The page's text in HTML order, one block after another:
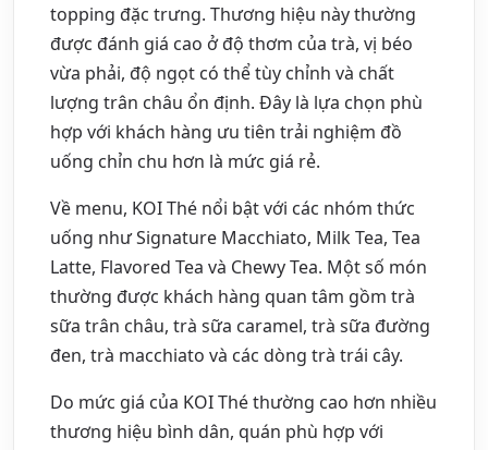
topping đặc trưng. Thương hiệu này thường
được đánh giá cao ở độ thơm của trà, vị béo
vừa phải, độ ngọt có thể tùy chỉnh và chất
lượng trân châu ổn định. Đây là lựa chọn phù
hợp với khách hàng ưu tiên trải nghiệm đồ
uống chỉn chu hơn là mức giá rẻ.
Về menu, KOI Thé nổi bật với các nhóm thức
uống như Signature Macchiato, Milk Tea, Tea
Latte, Flavored Tea và Chewy Tea. Một số món
thường được khách hàng quan tâm gồm trà
sữa trân châu, trà sữa caramel, trà sữa đường
đen, trà macchiato và các dòng trà trái cây.
Do mức giá của KOI Thé thường cao hơn nhiều
thương hiệu bình dân, quán phù hợp với